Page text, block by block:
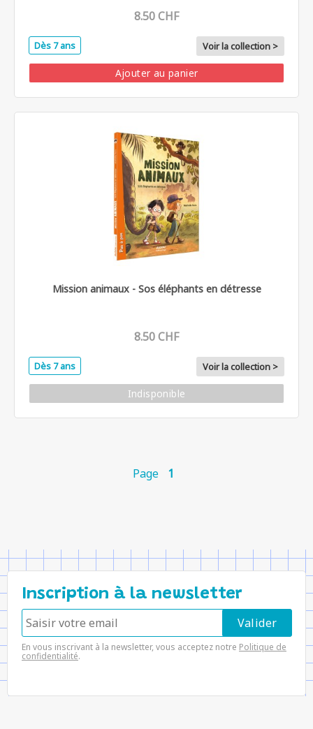
8.50 CHF
Dès 7 ans Voir la collection >
Ajouter au panier
Mission animaux - Sos éléphants en détresse
8.50 CHF
Dès 7 ans Voir la collection >
Indisponible
Page 1
Inscription à la newsletter
En vous inscrivant à la newsletter, vous acceptez notre Politique de
confidentialité.